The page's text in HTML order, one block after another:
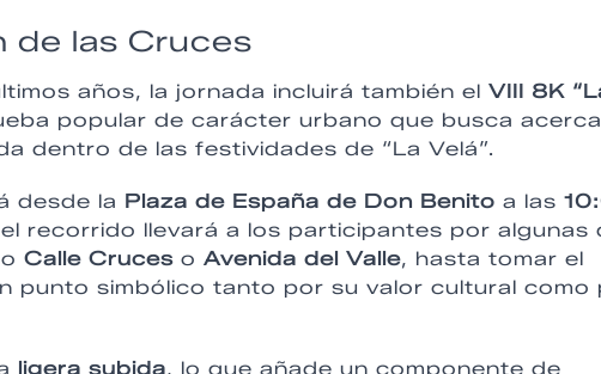
de las Cruces
años, la jornada incluirá también el VIII 8K
popular de carácter urbano que busca
dentro de las festividades de “La Velá”.
desde la Plaza de España de Don Benito a las
recorrido llevará a los participantes por algunas
Calle Cruces o Avenida del Valle, hasta tomar el
punto simbólico tanto por su valor cultural como
ligera subida, lo que añade un componente de